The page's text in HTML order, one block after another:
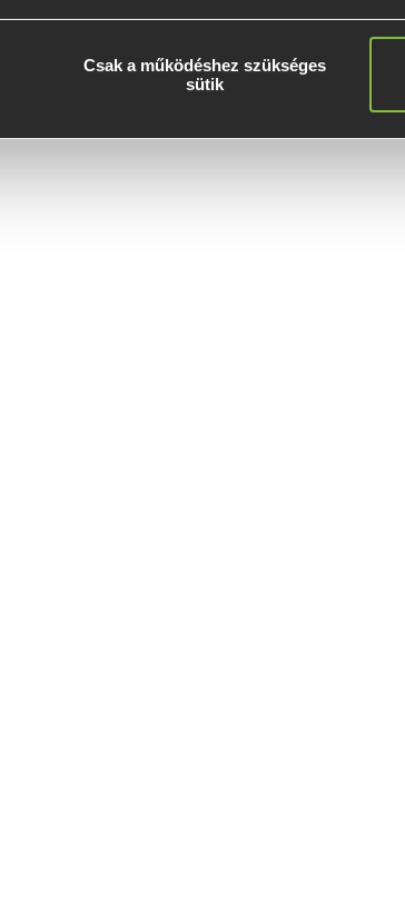
Csak a működéshez szükséges
sütik